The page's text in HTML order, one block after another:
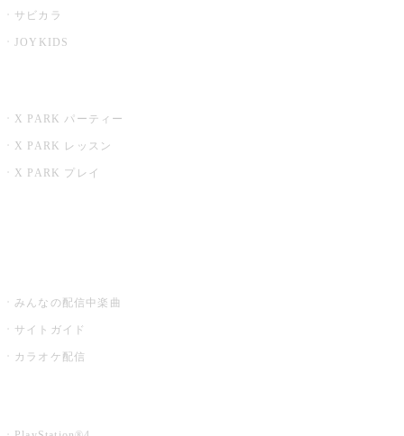
サビカラ
JOYKIDS
X PARK パーティー
X PARK レッスン
X PARK プレイ
みんなの配信中楽曲
サイトガイド
カラオケ配信